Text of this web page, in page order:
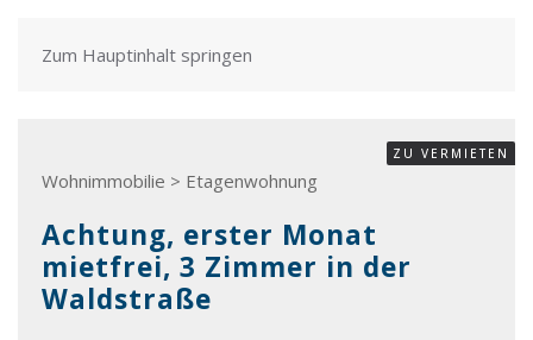
Zum Hauptinhalt springen
Wohnimmobilie > Etagenwohnung
ZU VERMIETEN
Achtung, erster Monat
mietfrei, 3 Zimmer in der
Waldstraße